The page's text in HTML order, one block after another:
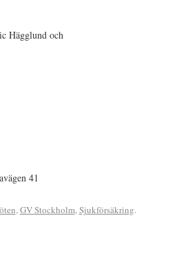
Hägglund och
41
,GV Stockholm,Sjukförsäkring.